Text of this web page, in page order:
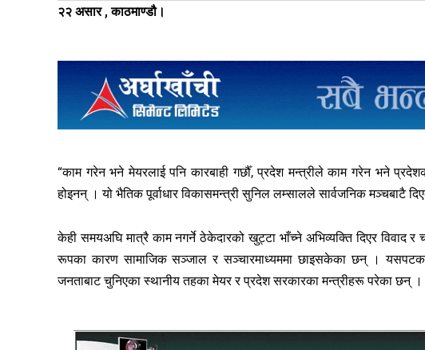
२२ असार , काठमाण्डौ।
“काम गरेन भने मेयरलाई पनि कारबाही गर्छौँ, प्रदेश मन्त्रीले काम गरेन भने
होइनन् । यो भैतिक पूर्वाधार विकासमन्त्री सुनिल लम्सालले सार्वजनिक मञ्चबाटै
केही समयअघि मात्रै काम नगर्ने ठेकेदारको खुट्टा भाँच्ने अभिव्यक्ति दिएर
रूपका कारण सामाजिक सञ्जाल र सञ्चारमाध्यममा छाइसकेका छन् । यसपटक
जनताबाट चुनिएका स्थानीय तहका मेयर र प्रदेश सरकारका मन्त्रीहरू परेका छन् ।